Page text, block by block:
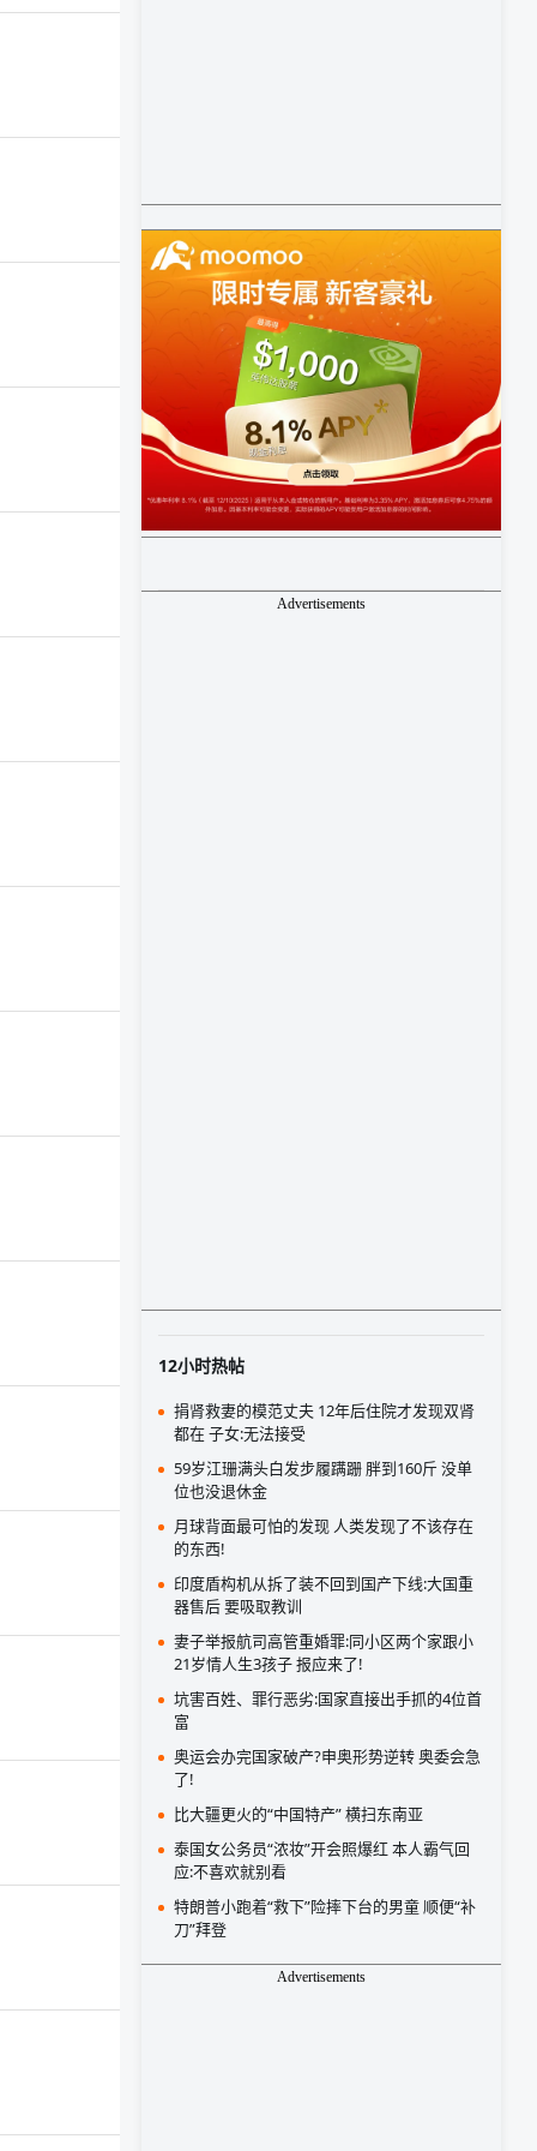
Advertisements
12小时热帖
捐肾救妻的模范丈夫 12年后住院才发现双肾
都在 子女:无法接受
59岁江珊满头白发步履蹒跚 胖到160斤 没单
位也没退休金
月球背面最可怕的发现 人类发现了不该存在
的东西!
印度盾构机从拆了装不回到国产下线:大国重
器售后 要吸取教训
妻子举报航司高管重婚罪:同小区两个家跟小
21岁情人生3孩子 报应来了!
坑害百姓、罪行恶劣:国家直接出手抓的4位首
富
奥运会办完国家破产?申奥形势逆转 奥委会急
了!
比大疆更火的“中国特产” 横扫东南亚
泰国女公务员“浓妆”开会照爆红 本人霸气回
应:不喜欢就别看
特朗普小跑着“救下”险摔下台的男童 顺便“补
刀”拜登
Advertisements